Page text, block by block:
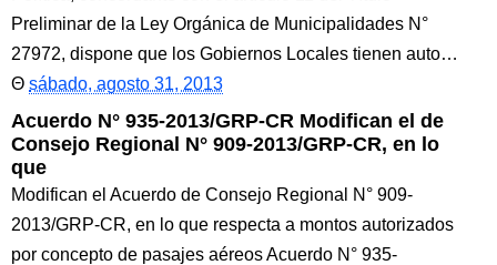
Preliminar de la Ley Orgánica de Municipalidades N°
27972, dispone que los Gobiernos Locales tienen auto…
sábado, agosto 31, 2013
Acuerdo N° 935-2013/GRP-CR Modifican el de
Consejo Regional N° 909-2013/GRP-CR, en lo
que
Modifican el Acuerdo de Consejo Regional N° 909-
2013/GRP-CR, en lo que respecta a montos autorizados
por concepto de pasajes aéreos Acuerdo N° 935-